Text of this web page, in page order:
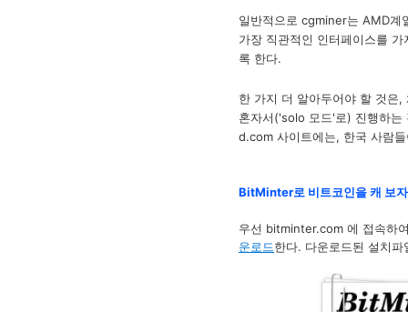
일반적으로 cgminer는 AMD계
가장 직관적인 인터페이스를
록 한다.
한 가지 더 알아두어야 할 것은
혼자서('solo 모드'로) 진행하는
d.com 사이트에는, 한국 사람
BitMinter로 비트코인을 캐 보자
우선 bitminter.com 에 접속하
운로드한다. 다운로드된 설치